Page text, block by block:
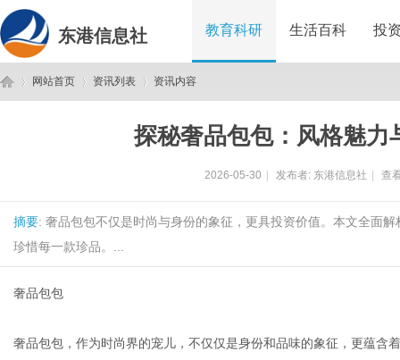
东港信息社 教育科研 生活百科 投
网站首页 资讯列表 资讯内容
探秘奢品包包：风格魅力
2026-05-30 发布者: 东港信息社 查
摘要: 奢品包包不仅是时尚与身份的象征，更具投资价值。本文全面
珍惜每一款珍品。...
奢品包包
奢品包包，作为时尚界的宠儿，不仅仅是身份和品味的象征，更蕴含